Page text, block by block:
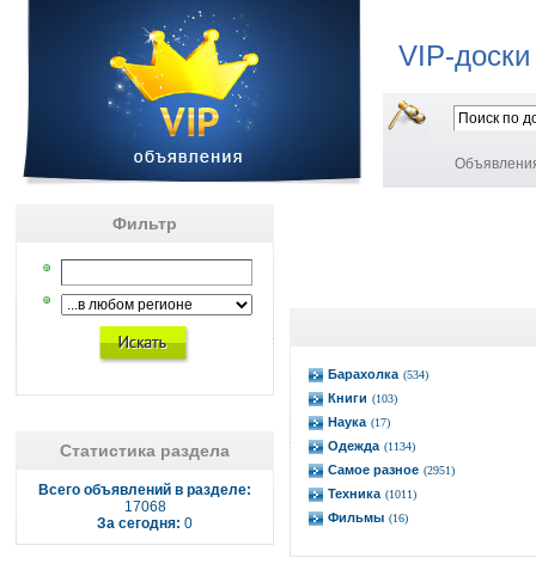
VIP-
Фильтр
Статистика раздела
Всего объявлений в разделе:
17068
За сегодня: 0
Барахолка (534)
Книги (103)
Наука (17)
Одежда (1134)
Самое разное (2951)
Техника (1011)
Фильмы (16)